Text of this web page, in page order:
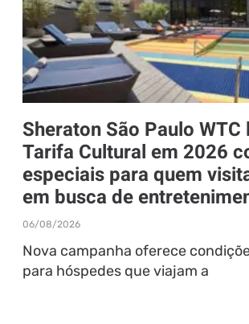
Sheraton São Paulo WTC
Tarifa Cultural em 2026
especiais para quem
em busca de
06/08/2026
Nova campanha oferece
para hóspedes que viajam a